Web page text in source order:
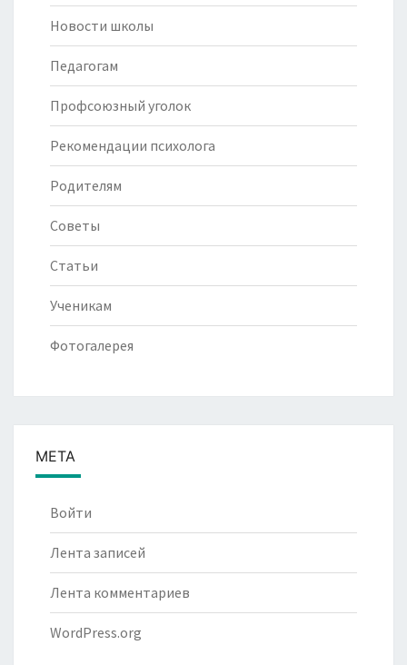
Новости школы
Педагогам
Профсоюзный уголок
Рекомендации психолога
Родителям
Советы
Статьи
Ученикам
Фотогалерея
МЕТА
Войти
Лента записей
Лента комментариев
WordPress.org